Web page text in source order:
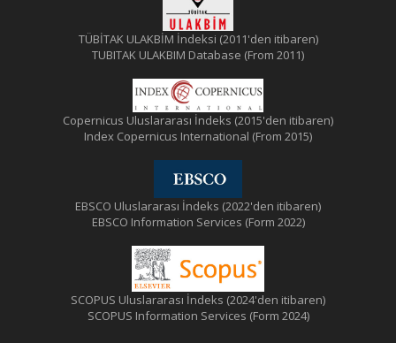
TÜBİTAK ULAKBİM İndeksi (2011'den itibaren)
TUBITAK ULAKBIM Database (From 2011)
Copernicus Uluslararası İndeks (2015'den itibaren)
Index Copernicus International (From 2015)
EBSCO Uluslararası İndeks (2022'den itibaren)
EBSCO Information Services (Form 2022)
SCOPUS Uluslararası İndeks (2024'den itibaren)
SCOPUS Information Services (Form 2024)